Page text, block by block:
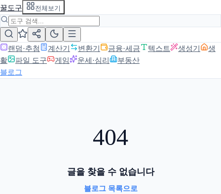
꿀도구 전체보기
랜덤·추첨 계산기 변환기 금융·세금 텍스트 생성기
생
활
파일 도구 게임 운세·심리
부동산
블로그
404
글을 찾을 수 없습니다
블로그 목록으로